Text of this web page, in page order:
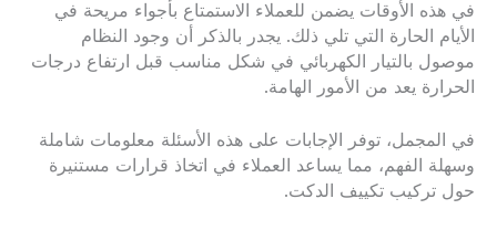
في هذه الأوقات يضمن للعملاء الاستمتاع بأجواء مريحة في
الأيام الحارة التي تلي ذلك. يجدر بالذكر أن وجود النظام
موصول بالتيار الكهربائي في شكل مناسب قبل ارتفاع درجات
الحرارة يعد من الأمور الهامة.
في المجمل، توفر الإجابات على هذه الأسئلة معلومات شاملة
وسهلة الفهم، مما يساعد العملاء في اتخاذ قرارات مستنيرة
حول تركيب تكييف الدكت.